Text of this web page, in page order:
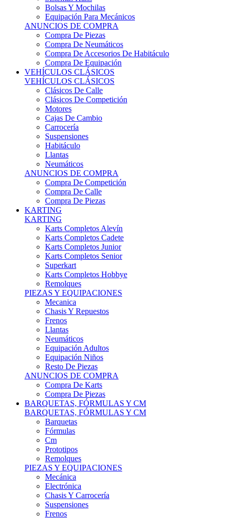
Equipación Para Mecánicos
ANUNCIOS DE COMPRA
Compra De Piezas
Compra De Neumáticos
Compra De Accesorios De Habitáculo
Compra De Equipación
VEHÍCULOS CLÁSICOS
VEHÍCULOS CLÁSICOS
Clásicos De Calle
Clásicos De Competición
Motores
Cajas De Cambio
Carrocería
Suspensiones
Habitáculo
Llantas
Neumáticos
ANUNCIOS DE COMPRA
Compra De Competición
Compra De Calle
Compra De Piezas
KARTING
KARTING
Karts Completos Alevín
Karts Completos Cadete
Karts Completos Junior
Karts Completos Senior
Superkart
Karts Completos Hobbye
Remolques
PIEZAS Y EQUIPACIONES
Mecanica
Chasis Y Repuestos
Frenos
Llantas
Neumáticos
Equipación Adultos
Equipación Niños
Resto De Piezas
ANUNCIOS DE COMPRA
Compra De Karts
Compra De Piezas
BARQUETAS, FÓRMULAS Y CM
BARQUETAS, FÓRMULAS Y CM
Barquetas
Fórmulas
Cm
Prototipos
Remolques
PIEZAS Y EQUIPACIONES
Mecánica
Electrónica
Chasis Y Carrocería
Suspensiones
Frenos
Llantas